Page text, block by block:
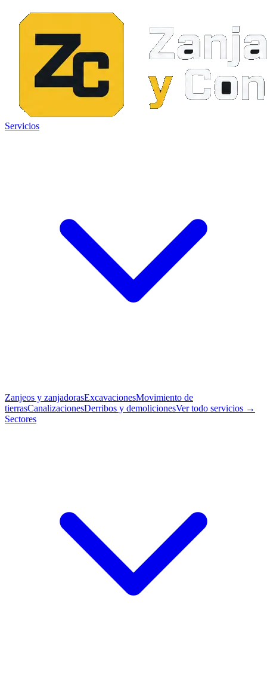
Servicios
Zanjeos y zanjadorasExcavacionesMovimiento de
tierrasCanalizacionesDerribos y demolicionesVer todo servicios →
Sectores